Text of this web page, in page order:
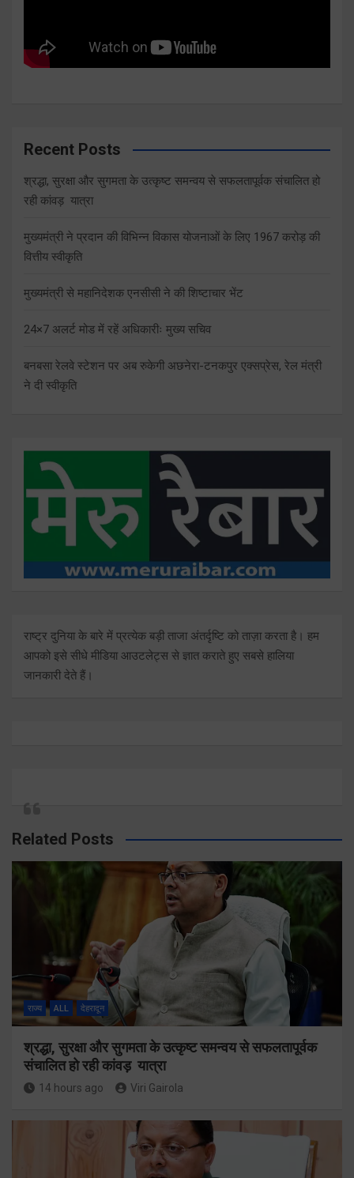
Recent Posts
श्रद्धा, सुरक्षा और सुगमता के उत्कृष्ट समन्वय से सफलतापूर्वक संचालित हो
रही कांवड़ यात्रा
मुख्यमंत्री ने प्रदान की विभिन्न विकास योजनाओं के लिए 1967 करोड़ की
वित्तीय स्वीकृति
मुख्यमंत्री से महानिदेशक एनसीसी ने की शिष्टाचार भेंट
24×7 अलर्ट मोड में रहें अधिकारीः मुख्य सचिव
बनबसा रेलवे स्टेशन पर अब रुकेगी अछनेरा-टनकपुर एक्सप्रेस, रेल मंत्री
ने दी स्वीकृति
राष्ट्र दुनिया के बारे में प्रत्येक बड़ी ताजा अंतर्दृष्टि को ताज़ा करता है। हम
आपको इसे सीधे मीडिया आउटलेट्स से ज्ञात कराते हुए सबसे हालिया
जानकारी देते हैं।
Related Posts
राज्य ALL देहरादून
श्रद्धा, सुरक्षा और सुगमता के उत्कृष्ट समन्वय से सफलतापूर्वक
संचालित हो रही कांवड़ यात्रा
14 hours ago Viri Gairola